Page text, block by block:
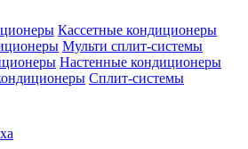
Кассетные кондиционеры
Мульти сплит-системы
Настенные кондиционеры
Сплит-системы